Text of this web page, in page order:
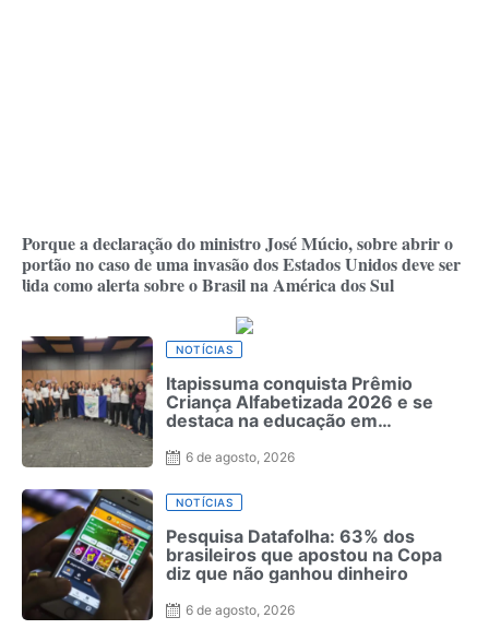
Porque a declaração do ministro José Múcio, sobre abrir o
portão no caso de uma invasão dos Estados Unidos deve ser
lida como alerta sobre o Brasil na América dos Sul
NOTÍCIAS
Itapissuma conquista Prêmio
Criança Alfabetizada 2026 e se
destaca na educação em
6 de agosto, 2026
NOTÍCIAS
Pesquisa Datafolha: 63% dos
brasileiros que apostou na Copa
diz que não ganhou dinheiro
6 de agosto, 2026